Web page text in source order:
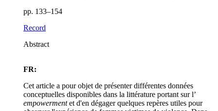
pp. 133–154
Record
Abstract
FR:
Cet article a pour objet de présenter différentes données
conceptuelles disponibles dans la littérature portant sur l’
empowermentet d'en dégager quelques repères utiles pour